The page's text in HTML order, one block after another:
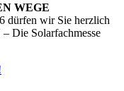
WEGE
dürfen wir Sie herzlich
Die Solarfachmesse